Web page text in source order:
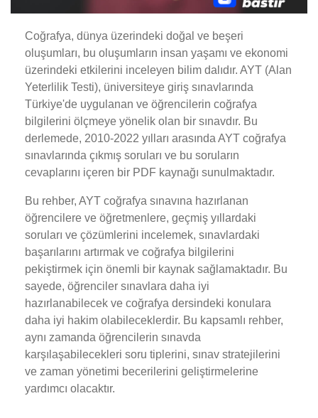
Coğrafya, dünya üzerindeki doğal ve beşeri
oluşumları, bu oluşumların insan yaşamı ve ekonomi
üzerindeki etkilerini inceleyen bilim dalıdır. AYT (Alan
Yeterlilik Testi), üniversiteye giriş sınavlarında
Türkiye'de uygulanan ve öğrencilerin coğrafya
bilgilerini ölçmeye yönelik olan bir sınavdır. Bu
derlemede, 2010-2022 yılları arasında AYT coğrafya
sınavlarında çıkmış soruları ve bu soruların
cevaplarını içeren bir PDF kaynağı sunulmaktadır.
Bu rehber, AYT coğrafya sınavına hazırlanan
öğrencilere ve öğretmenlere, geçmiş yıllardaki
soruları ve çözümlerini incelemek, sınavlardaki
başarılarını artırmak ve coğrafya bilgilerini
pekiştirmek için önemli bir kaynak sağlamaktadır. Bu
sayede, öğrenciler sınavlara daha iyi
hazırlanabilecek ve coğrafya dersindeki konulara
daha iyi hakim olabileceklerdir. Bu kapsamlı rehber,
aynı zamanda öğrencilerin sınavda
karşılaşabilecekleri soru tiplerini, sınav stratejilerini
ve zaman yönetimi becerilerini geliştirmelerine
yardımcı olacaktır.